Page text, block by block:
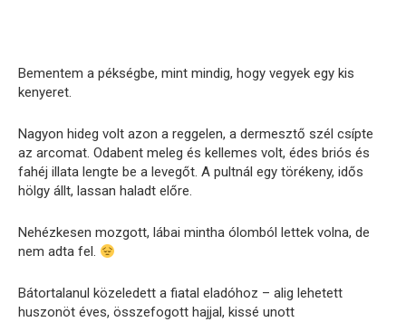
Bementem a pékségbe, mint mindig, hogy vegyek egy kis
kenyeret.
Nagyon hideg volt azon a reggelen, a dermesztő szél csípte
az arcomat. Odabent meleg és kellemes volt, édes briós és
fahéj illata lengte be a levegőt. A pultnál egy törékeny, idős
hölgy állt, lassan haladt előre.
Nehézkesen mozgott, lábai mintha ólomból lettek volna, de
nem adta fel.
Bátortalanul közeledett a fiatal eladóhoz – alig lehetett
huszonöt éves, összefogott hajjal, kissé unott